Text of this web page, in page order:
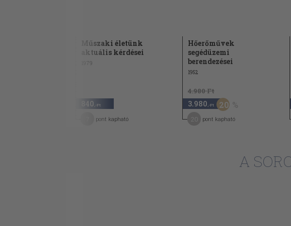
Műszaki életünk
aktuális kérdései
1979
840 ,-Ft
pont kapható
Hőerőművek
segédüzemi
berendezései
1952
4.980 Ft
3.980 ,-Ft 20
pont kapható
A